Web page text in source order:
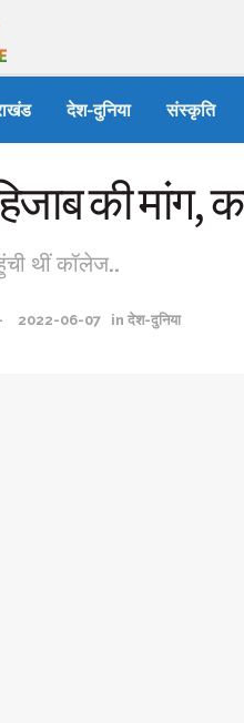
देश-दुनिया संस्कृति
की मांग,
थीं कॉलेज..
2022-06-07 in देश-दुनिया